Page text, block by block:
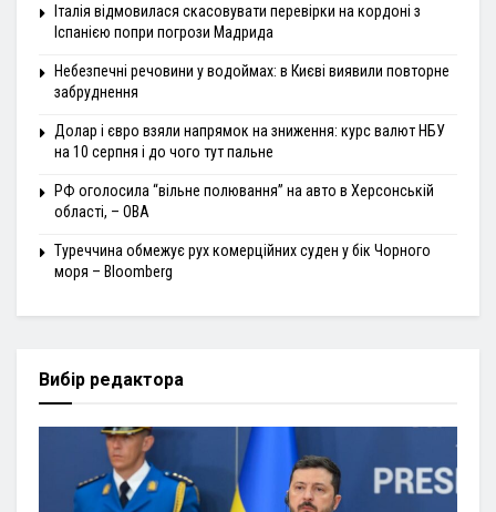
Італія відмовилася скасовувати перевірки на кордоні з
Іспанією попри погрози Мадрида
Небезпечні речовини у водоймах: в Києві виявили повторне
забруднення
Долар і євро взяли напрямок на зниження: курс валют НБУ
на 10 серпня і до чого тут пальне
РФ оголосила “вільне полювання” на авто в Херсонській
області, – ОВА
Туреччина обмежує рух комерційних суден у бік Чорного
моря – Bloomberg
Вибір редактора